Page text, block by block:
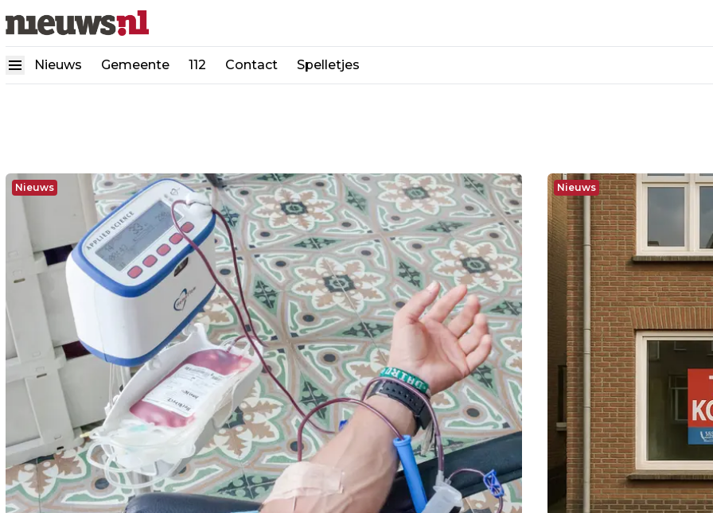
Nieuws Gemeente 112 Contact Spelletjes
Nieuws Nieuws